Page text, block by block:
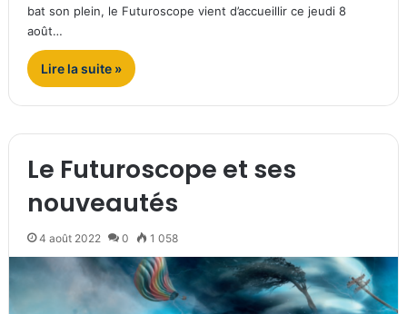
bat son plein, le Futuroscope vient d’accueillir ce jeudi 8
août…
Lire la suite »
Le Futuroscope et ses
nouveautés
4 août 2022 0 1 058